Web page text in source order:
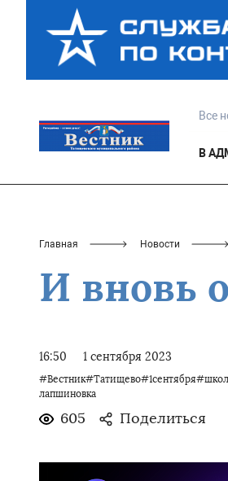
Все
В
Главная Новости
И вновь
16:50 1 сентября 2023
лапшиновка
605 Поделиться